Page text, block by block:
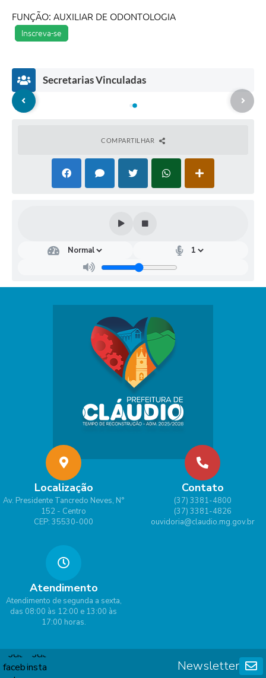
FUNÇÃO: AUXILIAR DE ODONTOLOGIA
Inscreva-se
Secretarias Vinculadas
pal
COMPARTILHAR
Localização
Av. Presidente Tancredo Neves, N°
152 - Centro
CEP: 35530-000
Contato
(37) 3381-4800
(37) 3381-4826
ouvidoria@claudio.mg.gov.br
Atendimento
Atendimento de segunda a sexta,
das 08:00 às 12:00 e 13:00 às
17:00 horas.
Newsletter